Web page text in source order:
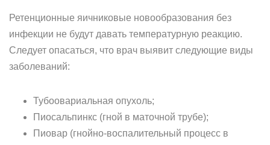
Ретенционные яичниковые новообразования без
инфекции не будут давать температурную реакцию.
Следует опасаться, что врач выявит следующие виды
заболеваний:
Тубоовариальная опухоль;
Пиосальпинкс (гной в маточной трубе);
Пиовар (гнойно-воспалительный процесс в